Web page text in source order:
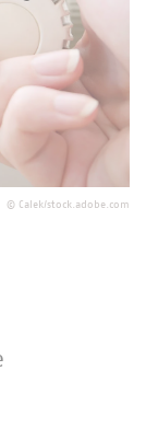
© Calek/stock.adobe.com